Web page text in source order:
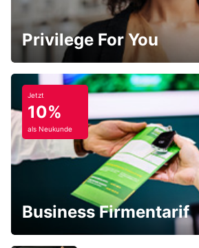
Privilege For You
Jetzt
10%
als Neukunde
Business Firmentarif